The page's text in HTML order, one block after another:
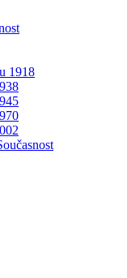
1918